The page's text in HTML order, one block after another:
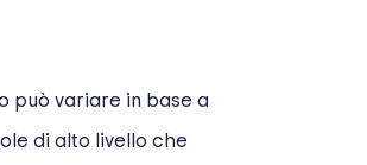
può variare in base a
di alto livello che